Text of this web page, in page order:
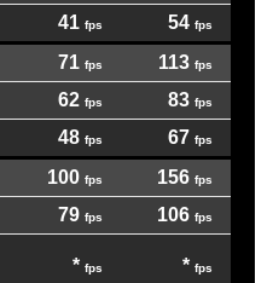
41
54
71
113
62
83
48
67
100
156
79
106
* *